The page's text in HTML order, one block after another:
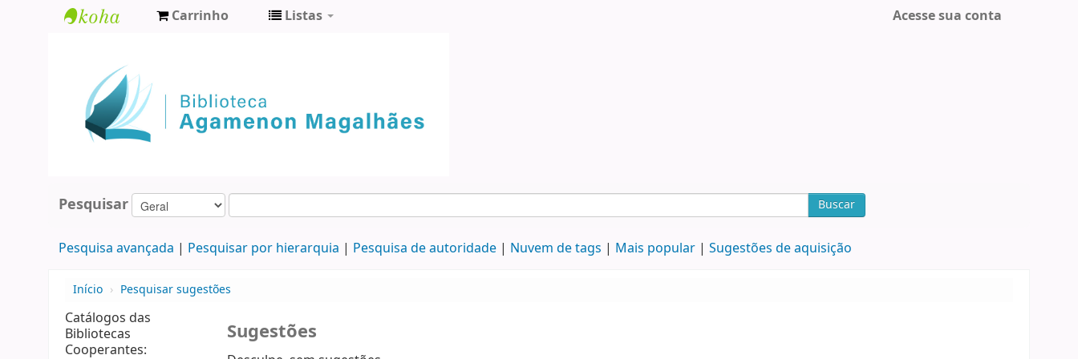
Agamenon
Magalhães
Carrinho Listas Acesse sua conta
Pesquisar Buscar
Pesquisa avançada Pesquisar por hierarquia Pesquisa de autoridade Nuvem de tags Mais popular Sugestões de aquisição
Início › Pesquisar sugestões
Catálogos das
Bibliotecas
Cooperantes:
Sugestões